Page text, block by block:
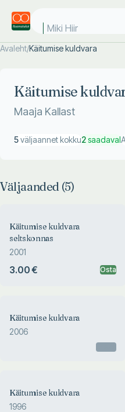
Miki Hiir
Avaleht/Käitumise kuldvara
Käitumise
Maaja Kallast
5väljaannet kokku2saadaval
Väljaanded (5)
Käitumise kuldvara
seltskonnas
2001
3.00 € Osta
Käitumise kuldvara
2006
Käitumise kuldvara
1996